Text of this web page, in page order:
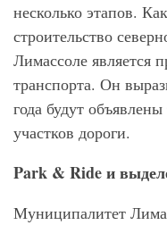
несколько этапов.
строительство
Лимассоле является
транспорта. Он
года будут
участков дороги.
Park & ​​Ride и
Муниципалитет